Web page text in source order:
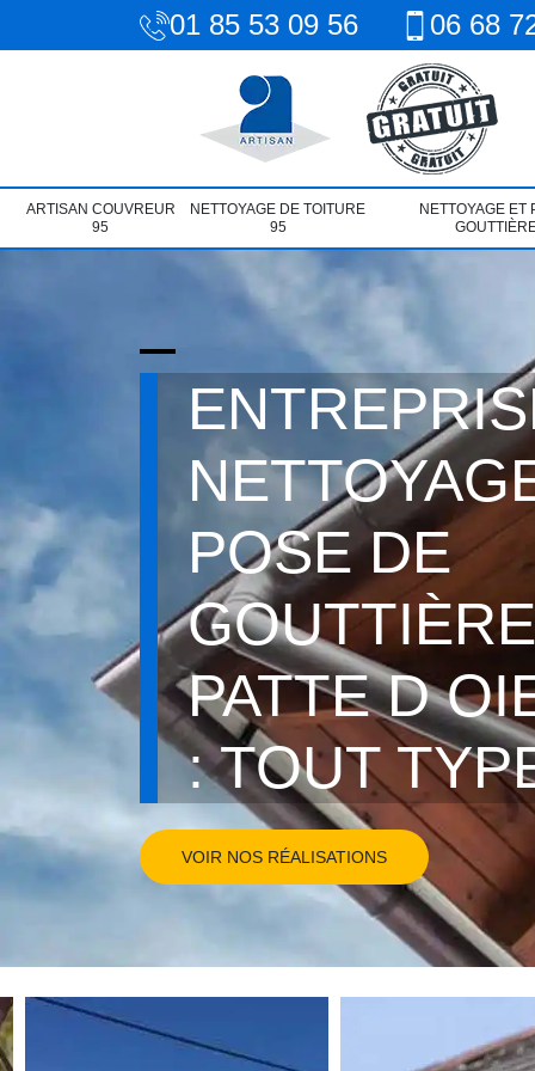
01 85 53 09 56 06 68
ARTISAN COUVREUR
95
NETTOYAGE DE TOITURE
95
NETTOYAGE ET
POSE DE
PATTE D
: TOUT
VOIR NOS RÉALISATIONS